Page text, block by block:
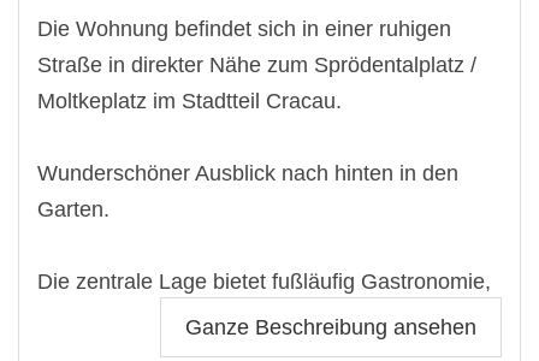
Die Wohnung befindet sich in einer ruhigen
Straße in direkter Nähe zum Sprödentalplatz /
Moltkeplatz im Stadtteil Cracau.
Wunderschöner Ausblick nach hinten in den
Garten.
Die zentrale Lage bietet fußläufig Gastronomie,
sowie Einkaufsmöglichkeiten für den täglichen
Ganze Beschreibung ansehen